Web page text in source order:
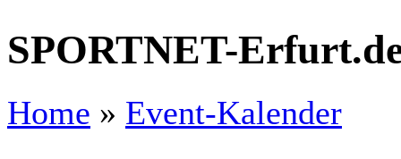
SPORTNET-
Home » Event-Kalender